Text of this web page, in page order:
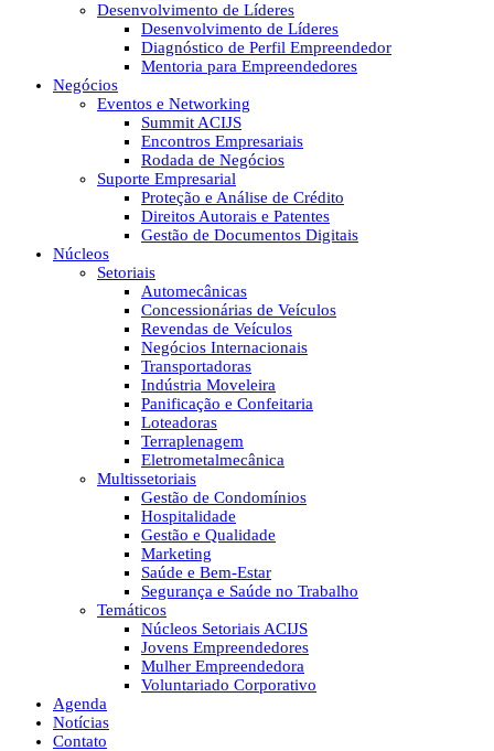
Desenvolvimento de Líderes
Desenvolvimento de Líderes
Diagnóstico de Perfil Empreendedor
Mentoria para Empreendedores
Negócios
Eventos e Networking
Summit ACIJS
Encontros Empresariais
Rodada de Negócios
Suporte Empresarial
Proteção e Análise de Crédito
Direitos Autorais e Patentes
Gestão de Documentos Digitais
Núcleos
Setoriais
Automecânicas
Concessionárias de Veículos
Revendas de Veículos
Negócios Internacionais
Transportadoras
Indústria Moveleira
Panificação e Confeitaria
Loteadoras
Terraplenagem
Eletrometalmecânica
Multissetoriais
Gestão de Condomínios
Hospitalidade
Gestão e Qualidade
Marketing
Saúde e Bem-Estar
Segurança e Saúde no Trabalho
Temáticos
Núcleos Setoriais ACIJS
Jovens Empreendedores
Mulher Empreendedora
Voluntariado Corporativo
Agenda
Notícias
Contato